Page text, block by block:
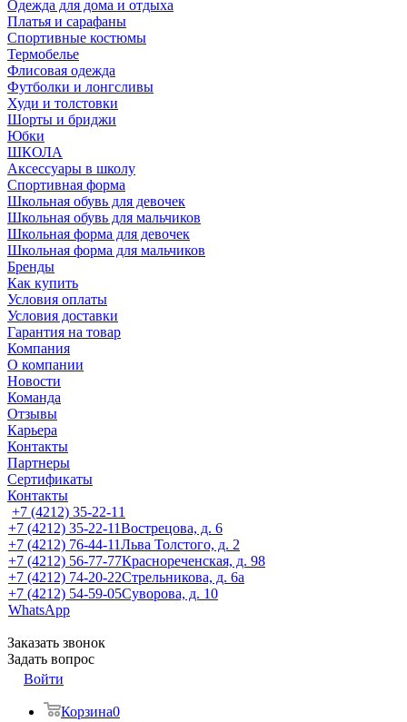
Одежда для дома и отдыха
Платья и сарафаны
Спортивные костюмы
Термобелье
Флисовая одежда
Футболки и лонгсливы
Худи и толстовки
Шорты и бриджи
Юбки
ШКОЛА
Аксессуары в школу
Спортивная форма
Школьная обувь для девочек
Школьная обувь для мальчиков
Школьная форма для девочек
Школьная форма для мальчиков
Бренды
Как купить
Условия оплаты
Условия доставки
Гарантия на товар
Компания
О компании
Новости
Команда
Отзывы
Карьера
Контакты
Партнеры
Сертификаты
Контакты
+7 (4212) 35-22-11
+7 (4212) 35-22-11Вострецова, д. 6
+7 (4212) 76-44-11Льва Толстого, д. 2
+7 (4212) 56-77-77Краснореченская, д. 98
+7 (4212) 74-20-22Стрельникова, д. 6а
+7 (4212) 54-59-05Суворова, д. 10
WhatsApp
Заказать звонок
Задать вопрос
Войти
Корзина0